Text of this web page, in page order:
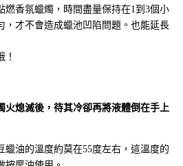
燃香氛蠟燭，時間盡量保持在1到3個小
，才不會造成蠟池凹陷問題。也能延長
！
火熄滅後，待其冷卻再將液體倒在手上
蠟油的溫度約莫在55度左右，這溫度的